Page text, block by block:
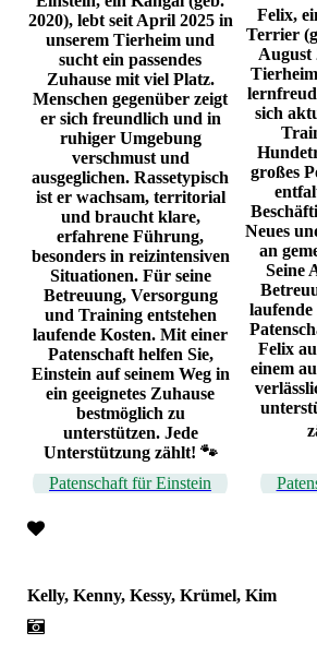
2020), lebt seit April 2025 in
unserem Tierheim und
sucht ein passendes
Zuhause mit viel Platz.
Menschen gegenüber zeigt
er sich freundlich und in
ruhiger Umgebung
verschmust und
ausgeglichen. Rassetypisch
ist er wachsam, territorial
und braucht klare,
erfahrene Führung,
besonders in reizintensiven
Situationen. Für seine
Betreuung, Versorgung
und Training entstehen
laufende Kosten. Mit einer
Patenschaft helfen Sie,
Einstein auf seinem Weg in
ein geeignetes Zuhause
bestmöglich zu
unterstützen. Jede
Unterstützung zählt! 🐾
Felix,
Terrier
August
sich
großes
Neues
an
Seine
Felix
einem
Patenschaft für Einstein
Kelly, Kenny, Kessy, Krümel, Kim